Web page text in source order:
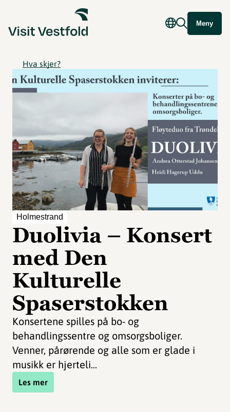
Meny
Hva skjer?
Holmestrand
Duolivia – Konsert
med Den
Kulturelle
Spaserstokken
Konsertene spilles på bo- og
behandlingssentre og omsorgsboliger.
Venner, pårørende og alle som er glade i
musikk er hjerteli...
Les mer